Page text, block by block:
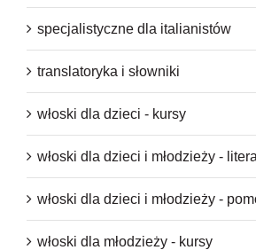
specjalistyczne dla italianistów
translatoryka i słowniki
włoski dla dzieci - kursy
włoski dla dzieci i młodzieży -
włoski dla dzieci i młodzieży -
włoski dla młodzieży - kursy